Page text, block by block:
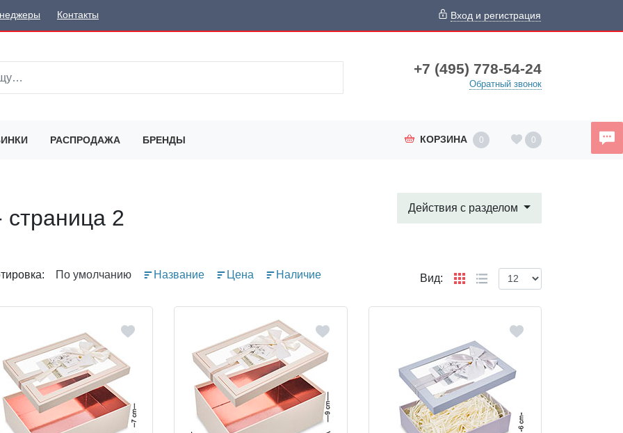
Контакты Вход и регистрация
+7 (495) 778-54-24
Обратный звонок
РАСПРОДАЖА БРЕНДЫ КОРЗИНА 0 0
2 Действия с разделом
По умолчанию Название Цена Наличие Вид: